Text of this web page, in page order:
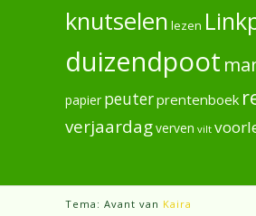
knutselen lezen
duizendpoot
papier peuterprentenboek
verjaardagverven vilt
Tema: Avant van Kaira